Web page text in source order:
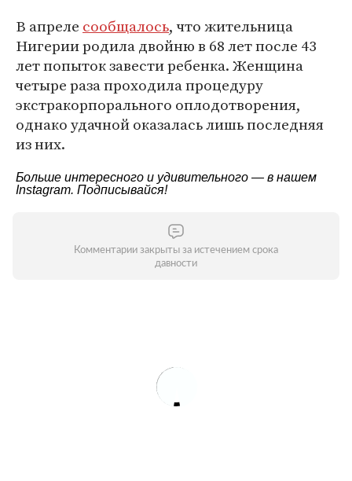
В апреле сообщалось, что жительница
Нигерии родила двойню в 68 лет после 43
лет попыток завести ребенка. Женщина
четыре раза проходила процедуру
экстракорпорального оплодотворения,
однако удачной оказалась лишь последняя
из них.
Больше интересного и удивительного — в нашем
Instagram. Подписывайся!
Комментарии закрыты за истечением срока
давности